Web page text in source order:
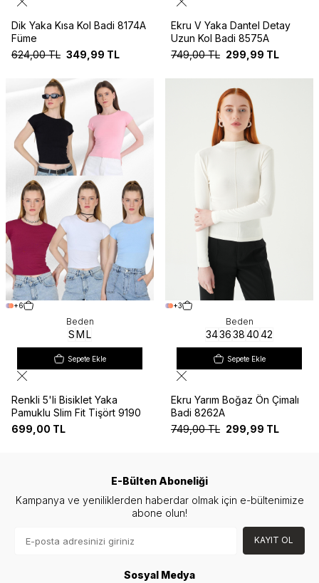
Dik Yaka Kısa Kol Badi 8174A
Füme
624,00TL 349,99 TL
Ekru V Yaka Dantel Detay
Uzun Kol Badi 8575A
749,00TL 299,99 TL
+6
Beden
SML
Sepete Ekle
Renkli 5'li Bisiklet Yaka
Pamuklu Slim Fit Tişört 9190
699,00 TL
+3
Beden
3436384042
Sepete Ekle
Ekru Yarım Boğaz Ön Çimalı
Badi 8262A
749,00TL 299,99 TL
E-Bülten Aboneliği
Kampanya ve yeniliklerden haberdar olmak için e-bültenimize
abone olun!
KAYIT OL
Sosyal Medya